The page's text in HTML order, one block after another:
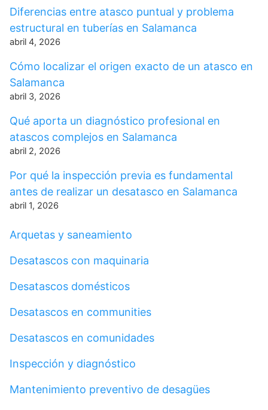
Diferencias entre atasco puntual y problema
estructural en tuberías en Salamanca
abril 4, 2026
Cómo localizar el origen exacto de un atasco en
Salamanca
abril 3, 2026
Qué aporta un diagnóstico profesional en
atascos complejos en Salamanca
abril 2, 2026
Por qué la inspección previa es fundamental
antes de realizar un desatasco en Salamanca
abril 1, 2026
Arquetas y saneamiento
Desatascos con maquinaria
Desatascos domésticos
Desatascos en communities
Desatascos en comunidades
Inspección y diagnóstico
Mantenimiento preventivo de desagües